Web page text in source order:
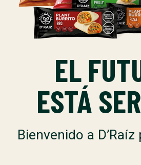
EL
ESTÁ
Bienvenido a